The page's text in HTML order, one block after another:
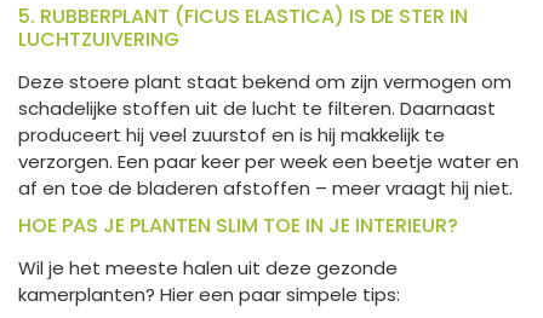
5. RUBBERPLANT (FICUS ELASTICA) IS DE STER IN
LUCHTZUIVERING
Deze stoere plant staat bekend om zijn vermogen om
schadelijke stoffen uit de lucht te filteren. Daarnaast
produceert hij veel zuurstof en is hij makkelijk te
verzorgen. Een paar keer per week een beetje water en
af en toe de bladeren afstoffen – meer vraagt hij niet.
HOE PAS JE PLANTEN SLIM TOE IN JE INTERIEUR?
Wil je het meeste halen uit deze gezonde
kamerplanten? Hier een paar simpele tips: